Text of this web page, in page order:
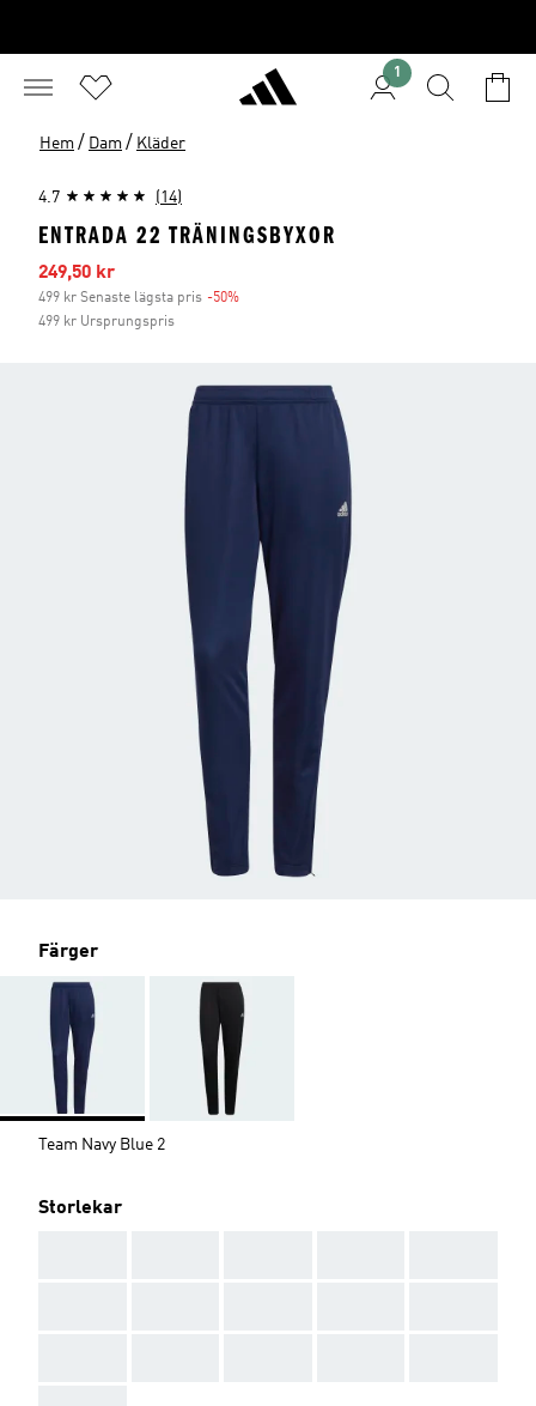
1
Hem / Dam / Kläder
4.7 (14)
ENTRADA 22 TRÄNINGSBYXOR
Reapris
249,50 kr
499 kr Senaste lägsta pris -50%
499 kr Ursprungspris
Färger
Team Navy Blue 2
Storlekar